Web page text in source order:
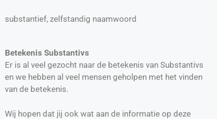
substantief, zelfstandig naamwoord
Betekenis Substantivs
Er is al veel gezocht naar de betekenis van Substantivs
en we hebben al veel mensen geholpen met het vinden
van de betekenis.
Wij hopen dat jij ook wat aan de informatie op deze